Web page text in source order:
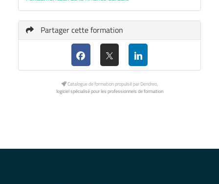
Partager cette formation
Catalogue de formation propulsé par Dendreo,
logiciel spécialisé pour les professionnels de formation